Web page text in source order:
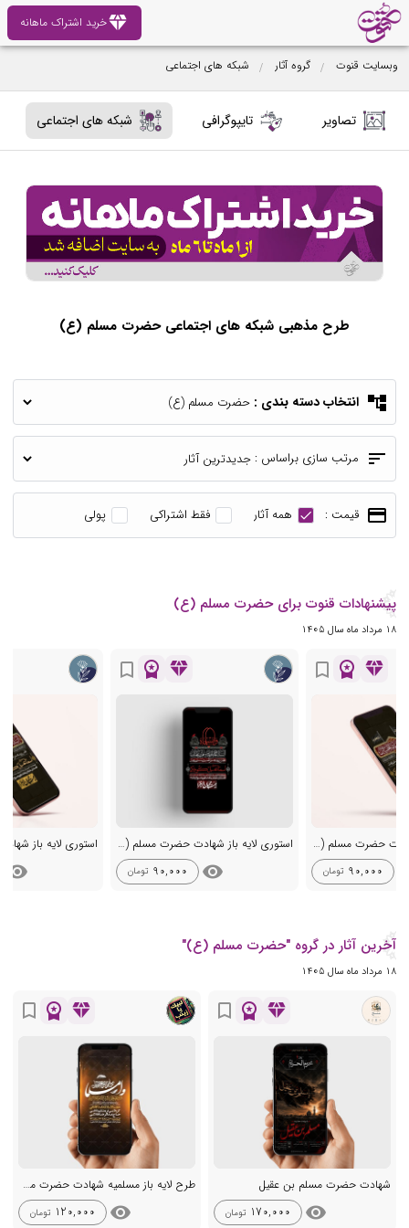
diamondخرید اشتراک ماهانه
تصاویر تایپوگرافی شبکه های اجتماعی
طرح مذهبی شبکه های اجتماعی حضرت مسلم (ع)
وبسایت قنوت گروه آثار شبکه های اجتماعی
account_tree انتخاب دسته بندی :
sort مرتب سازی براساس :
payment قیمت : همه آثار فقط اشتراکی پولی
پیشنهادات قنوت برای حضرت مسلم (ع)
18 مرداد ماه سال 1405
diamond
workspace_premium
bookmark_border
استوری لایه باز شهادت حضرت مسلم (ع)
90,000 تومان
diamond
workspace_premium
bookmark_border
استوری لایه باز شهادت حضرت مسلم (ع)
visibility
90,000 تومان visibility
آخرین آثار در گروه "حضرت مسلم (ع)"
18 مرداد ماه سال 1405
diamond
workspace_premium
bookmark_border
شهادت حضرت مسلم بن عقیل
visibility
170,000 تومان
diamond
workspace_premium
bookmark_border
طرح لایه باز مسلمیه شهادت حضرت مسلم ع
visibility
120,000 تومان